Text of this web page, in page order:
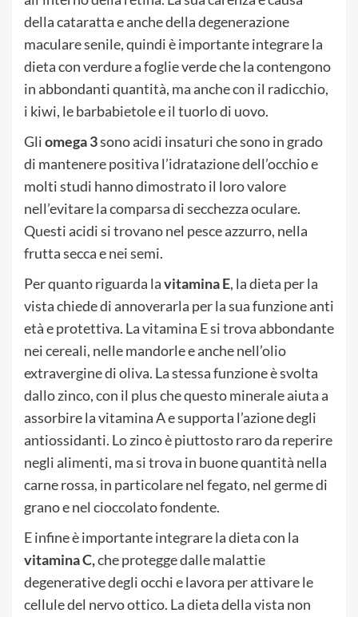
della cataratta e anche della degenerazione
maculare senile, quindi è importante integrare la
dieta con verdure a foglie verde che la contengono
in abbondanti quantità, ma anche con il radicchio,
i kiwi, le barbabietole e il tuorlo di uovo.
Gliomega 3sono acidi insaturi che sono in grado
di mantenere positiva l’idratazione dell’occhio e
molti studi hanno dimostrato il loro valore
nell’evitare la comparsa di secchezza oculare.
Questi acidi si trovano nel pesce azzurro, nella
frutta secca e nei semi.
Per quanto riguarda lavitamina E, la dieta per la
vista chiede di annoverarla per la sua funzione anti
età e protettiva. La vitamina E si trova abbondante
nei cereali, nelle mandorle e anche nell’olio
extravergine di oliva. La stessa funzione è svolta
dallo zinco, con il plus che questo minerale aiuta a
assorbire la vitamina A e supporta l’azione degli
antiossidanti. Lo zinco è piuttosto raro da reperire
negli alimenti, ma si trova in buone quantità nella
carne rossa, in particolare nel fegato, nel germe di
grano e nel cioccolato fondente.
E infine è importante integrare la dieta con la
vitamina C,che protegge dalle malattie
degenerative degli occhi e lavora per attivare le
cellule del nervo ottico. La dieta della vista non